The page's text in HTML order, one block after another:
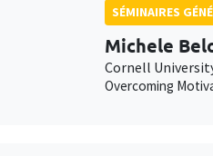
SÉMINAIRES
Michele
Cornell
Overcoming